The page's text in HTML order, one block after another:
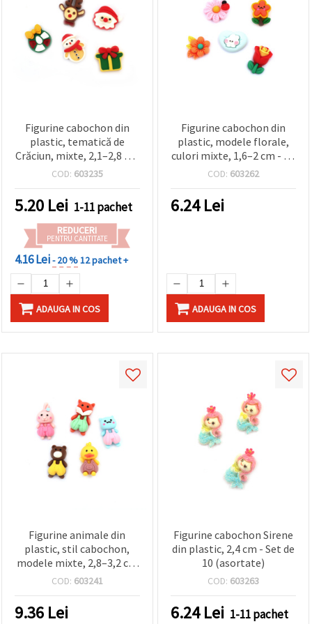
Figurine cabochon din
plastic, tematică de
Crăciun, mixte, 2,1–2,8 cm
– set 5 buc.
COD: 603235
5.20 Lei 1-11 pachet
REDUCERI
PENTRU CANTITATE
4.16 Lei- 20 %12 pachet +
ADAUGA IN COS
Figurine cabochon din
plastic, modele florale,
culori mixte, 1,6–2 cm - 10
buc.
COD: 603262
6.24Lei
ADAUGA IN COS
Figurine animale din
plastic, stil cabochon,
modele mixte, 2,8–3,2 cm
– set de 10 bucăți
COD: 603241
9.36 Lei
Figurine cabochon Sirene
din plastic, 2,4 cm - Set de
10 (asortate)
COD: 603263
6.24Lei 1-11 pachet